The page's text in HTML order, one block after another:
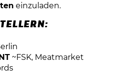
einzuladen.
~FSK, Meatmarket